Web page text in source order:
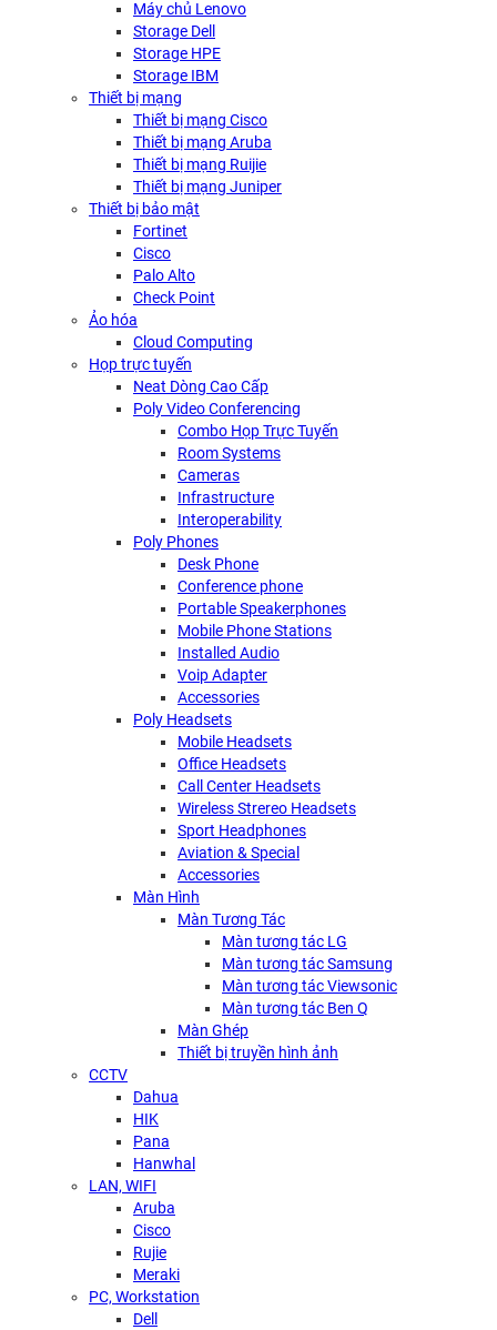
Máy chủ Lenovo
Storage Dell
Storage HPE
Storage IBM
Thiết bị mạng
Thiết bị mạng Cisco
Thiết bị mạng Aruba
Thiết bị mạng Ruijie
Thiết bị mạng Juniper
Thiết bị bảo mật
Fortinet
Cisco
Palo Alto
Check Point
Ảo hóa
Cloud Computing
Họp trực tuyến
Neat Dòng Cao Cấp
Poly Video Conferencing
Combo Họp Trực Tuyến
Room Systems
Cameras
Infrastructure
Interoperability
Poly Phones
Desk Phone
Conference phone
Portable Speakerphones
Mobile Phone Stations
Installed Audio
Voip Adapter
Accessories
Poly Headsets
Mobile Headsets
Office Headsets
Call Center Headsets
Wireless Strereo Headsets
Sport Headphones
Aviation & Special
Accessories
Màn Hình
Màn Tương Tác
Màn tương tác LG
Màn tương tác Samsung
Màn tương tác Viewsonic
Màn tương tác Ben Q
Màn Ghép
Thiết bị truyền hình ảnh
CCTV
Dahua
HIK
Pana
Hanwhal
LAN, WIFI
Aruba
Cisco
Rujie
Meraki
PC, Workstation
Dell